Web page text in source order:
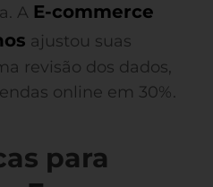
A E-commerce
ajustou suas
revisão dos dados,
online em 30%.
para